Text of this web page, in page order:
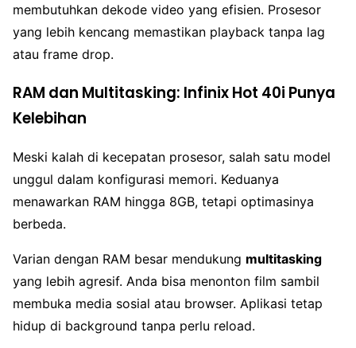
membutuhkan dekode video yang efisien. Prosesor
yang lebih kencang memastikan playback tanpa lag
atau frame drop.
RAM dan Multitasking: Infinix Hot 40i Punya
Kelebihan
Meski kalah di kecepatan prosesor, salah satu model
unggul dalam konfigurasi memori. Keduanya
menawarkan RAM hingga 8GB, tetapi optimasinya
berbeda.
Varian dengan RAM besar mendukung multitasking
yang lebih agresif. Anda bisa menonton film sambil
membuka media sosial atau browser. Aplikasi tetap
hidup di background tanpa perlu reload.